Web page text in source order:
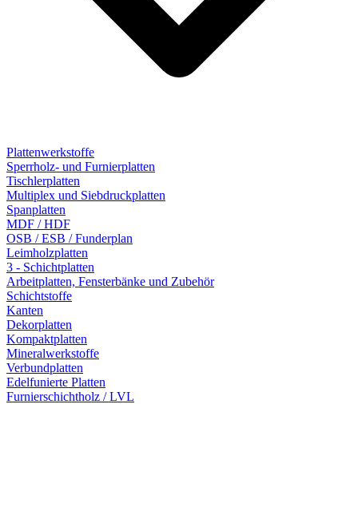
Plattenwerkstoffe
Sperrholz- und Furnierplatten
Tischlerplatten
Multiplex und Siebdruckplatten
Spanplatten
MDF / HDF
OSB / ESB / Funderplan
Leimholzplatten
3 - Schichtplatten
Arbeitplatten, Fensterbänke und Zubehör
Schichtstoffe
Kanten
Dekorplatten
Kompaktplatten
Mineralwerkstoffe
Verbundplatten
Edelfunierte Platten
Furnierschichtholz / LVL